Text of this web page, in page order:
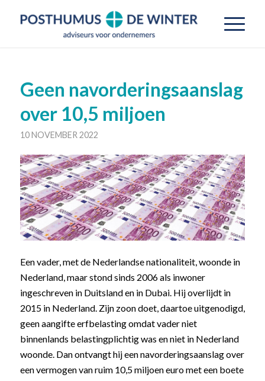
Geen navorderingsaanslag
over 10,5 miljoen
10 NOVEMBER 2022
Een vader, met de Nederlandse nationaliteit, woonde in
Nederland, maar stond sinds 2006 als inwoner
ingeschreven in Duitsland en in Dubai. Hij overlijdt in
2015 in Nederland. Zijn zoon doet, daartoe uitgenodigd,
geen aangifte erfbelasting omdat vader niet
binnenlands belastingplichtig was en niet in Nederland
woonde. Dan ontvangt hij een navorderingsaanslag over
een vermogen van ruim 10,5 miljoen euro met een boete